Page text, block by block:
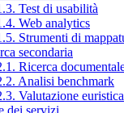
Test di usabilità
Web analytics
Strumenti di
secondaria
Ricerca
Analisi benchmark
Valutazione euristica
dei servizi